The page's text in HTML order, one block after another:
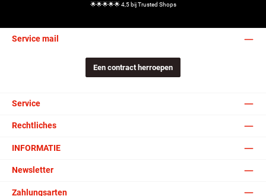
🌟🌟🌟🌟🌟 4,5 bij Trusted Shops
Service mail
Een contract herroepen
Service
Rechtliches
INFORMATIE
Newsletter
Zahlungsarten